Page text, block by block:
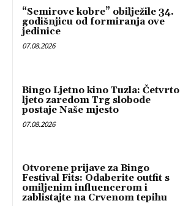
“Semirove kobre” obilježile 34.
godišnjicu od formiranja ove
jedinice
07.08.2026
Bingo Ljetno kino Tuzla: Četvrto
ljeto zaredom Trg slobode
postaje Naše mjesto
07.08.2026
Otvorene prijave za Bingo
Festival Fits: Odaberite outfit s
omiljenim influencerom i
zablistajte na Crvenom tepihu